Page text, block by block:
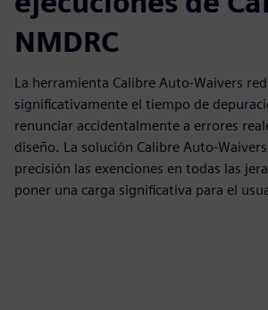
NMDRC
La herramienta Calibre Auto-Waivers
significativamente el tiempo de
renunciar accidentalmente a errores
diseño. La solución Calibre Auto-
precisión las exenciones en todas las
poner una carga significativa para el